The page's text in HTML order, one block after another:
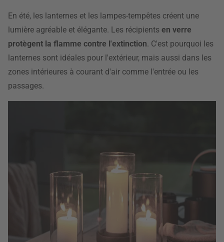
En été, les lanternes et les lampes-tempêtes créent une
lumière agréable et élégante. Les récipients en verre
protègent la flamme contre l'extinction. C'est pourquoi les
lanternes sont idéales pour l'extérieur, mais aussi dans les
zones intérieures à courant d'air comme l'entrée ou les
passages.